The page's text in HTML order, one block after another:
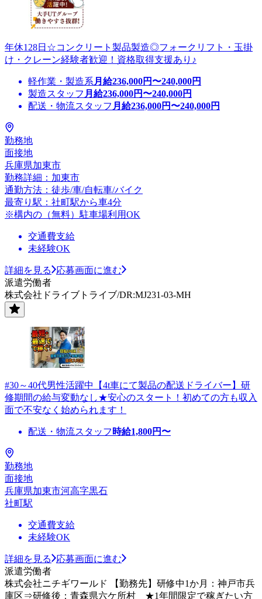
年休128日☆コンクリート製品製造◎フォークリフト・玉掛
け・クレーン経験者歓迎！資格取得支援あり♪
軽作業・製造系 月給236,000円〜240,000円
製造スタッフ 月給236,000円〜240,000円
配送・物流スタッフ 月給236,000円〜240,000円
勤務地
面接地
兵庫県加東市
勤務詳細：加東市
通勤方法：徒歩/車/自転車/バイク
最寄り駅：社町駅から車4分
※構内の（無料）駐車場利用OK
交通費支給
未経験OK
詳細を見る
応募画面に進む
派遣労働者
株式会社ドライブトライブ/DR:MJ231-03-MH
#30～40代男性活躍中【4t車にて製品の配送ドライバー】研
修期間の給与変動なし★安心のスタート！初めての方も収入
面で不安なく始められます！
配送・物流スタッフ 時給1,800円〜
勤務地
面接地
兵庫県加東市河高字黒石
社町駅
交通費支給
未経験OK
詳細を見る
応募画面に進む
派遣労働者
株式会社ニチギワールド 【勤務先】研修中1か月：神戸市兵
庫区⇒研修後：青森県六ケ所村 ★1年間限定で稼ぎたい方